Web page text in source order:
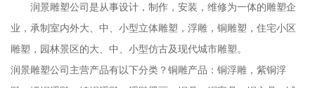
润景雕塑公司是从事设计，制作，安装，维修为一体的雕塑企
业，承制室内外大、中、小型立体雕塑，浮雕，铜雕塑，住宅小区
雕塑，园林景区的大、中、小型仿古及现代城市雕塑。
润景雕塑公司主营产品有以下分类？铜雕产品：铜浮雕，紫铜浮